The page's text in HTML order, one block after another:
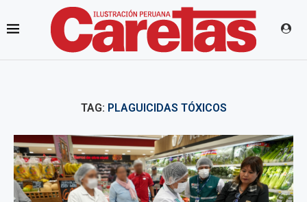
TAG: PLAGUICIDAS TÓXICOS